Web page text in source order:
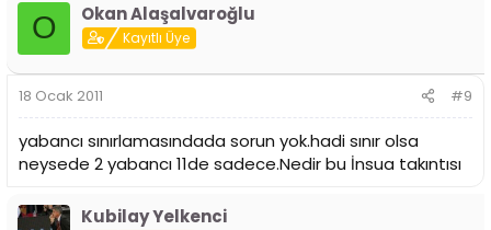
O Okan Alaşalvaroğlu
Kayıtlı Üye
18 Ocak 2011 #9
yabancı sınırlamasındada sorun yok.hadi sınır olsa
neysede 2 yabancı 11de sadece.Nedir bu İnsua takıntısı
Kubilay Yelkenci